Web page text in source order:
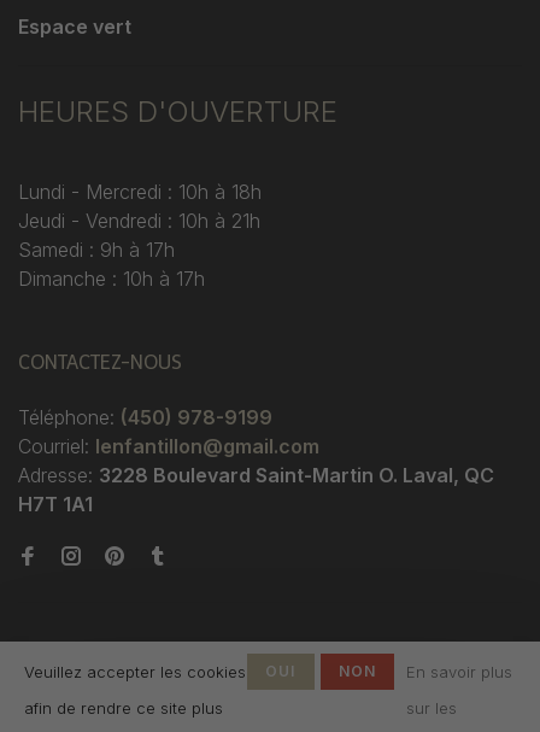
Espace vert
HEURES D'OUVERTURE
Lundi - Mercredi : 10h à 18h
Jeudi - Vendredi : 10h à 21h
Samedi : 9h à 17h
Dimanche : 10h à 17h
CONTACTEZ-NOUS
Téléphone: (450) 978-9199
Courriel: lenfantillon@gmail.com
Adresse: 3228 Boulevard Saint-Martin O. Laval, QC
H7T 1A1
© Copyright 2026 Boutique
Veuillez accepter les cookies
afin de rendre ce site plus
OUI NON
En savoir plus
sur les